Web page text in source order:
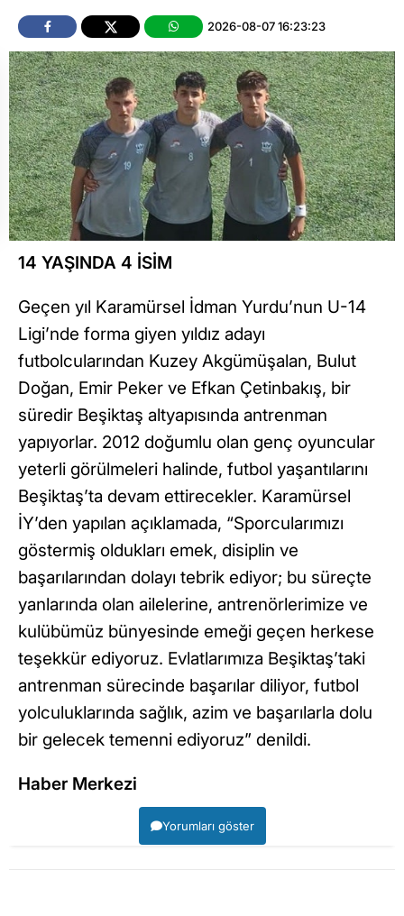
2026-08-07 16:23:23
14 YAŞINDA 4 İSİM
Geçen yıl Karamürsel İdman Yurdu’nun U-14
Ligi’nde forma giyen yıldız adayı
futbolcularından Kuzey Akgümüşalan, Bulut
Doğan, Emir Peker ve Efkan Çetinbakış, bir
süredir Beşiktaş altyapısında antrenman
yapıyorlar. 2012 doğumlu olan genç oyuncular
yeterli görülmeleri halinde, futbol yaşantılarını
Beşiktaş’ta devam ettirecekler. Karamürsel
İY’den yapılan açıklamada, “Sporcularımızı
göstermiş oldukları emek, disiplin ve
başarılarından dolayı tebrik ediyor; bu süreçte
yanlarında olan ailelerine, antrenörlerimize ve
kulübümüz bünyesinde emeği geçen herkese
teşekkür ediyoruz. Evlatlarımıza Beşiktaş’taki
antrenman sürecinde başarılar diliyor, futbol
yolculuklarında sağlık, azim ve başarılarla dolu
bir gelecek temenni ediyoruz” denildi.
Haber Merkezi
Yorumları göster